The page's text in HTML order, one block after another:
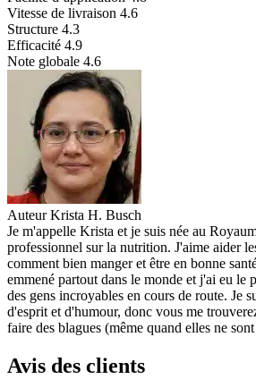
Vitesse de livraison 4.6
Structure 4.3
Efficacité 4.9
Note globale 4.6
Auteur Krista H. Busch
Je m'appelle Krista et je suis née au
professionnel sur la nutrition. J'aime aider
comment bien manger et être en bonne
emmené partout dans le monde et j'ai eu le
des gens incroyables en cours de route. Je
d'esprit et d'humour, donc vous me
faire des blagues (même quand elles ne
Avis des clients